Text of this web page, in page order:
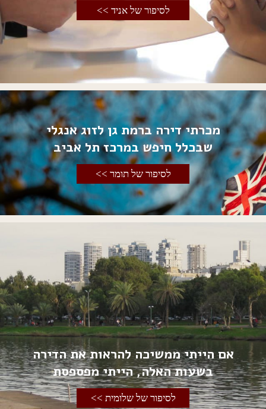
לסיפור של אניד >>
מכרתי דירה ברמת גן לזוג אנגלי
שבכלל חיפש במרכז תל אביב
לסיפור של תומר >>
אם הייתי ממשיכה להראות את הדירה
בשעות האלה, הייתי מפספסת
לסיפור של שלומית >>